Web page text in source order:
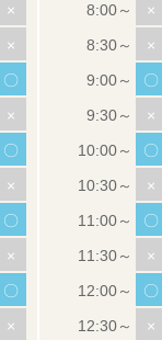
×
×
〇
×
〇
×
〇
×
〇
×
×
×
〇
×
〇
×
〇
×
〇
×